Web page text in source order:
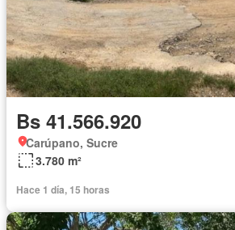
Bs 41.566.920
Carúpano, Sucre
3.780 m²
Hace 1 día, 15 horas